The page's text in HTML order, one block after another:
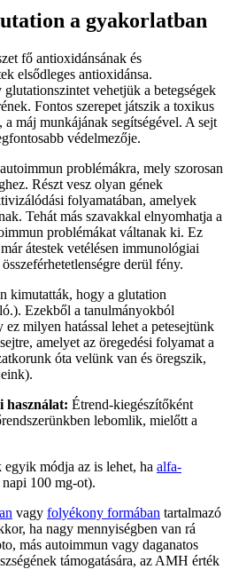
a gyakorlatban
fő antioxidánsának és
elsődleges antioxidánsa.
vehetjük a betegségek
Fontos szerepet játszik a toxikus
a máj munkájának segítségével. A sejt
védelmezője.
problémákra, mely szorosan
Részt vesz olyan gének
folyamatában, amelyek
Tehát más szavakkal elnyomhatja a
problémákat váltanak ki. Ez
átestek vetélésen immunológiai
derül fény.
kimutatták, hogy a glutation
Ezekből a tanulmányokból
milyen hatással lehet a petesejtünk
amelyet az öregedési folyamat a
óta velünk van és öregszik,
használat: Étrend-kiegészítőként
lebomlik, mielőtt a
módja az is lehet, ha alfa-
100 mg-ot).
vagy folyékony formában tartalmazó
ha nagy mennyiségben van rá
más autoimmun vagy daganatos
támogatására, az AMH érték